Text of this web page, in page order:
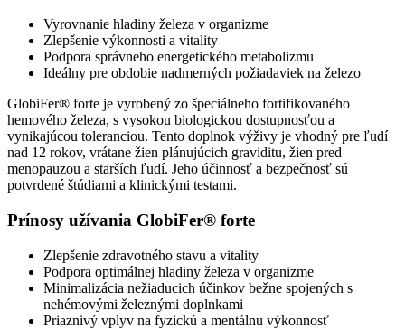
Vyrovnanie hladiny železa v organizme
Zlepšenie výkonnosti a vitality
Podpora správneho energetického metabolizmu
Ideálny pre obdobie nadmerných požiadaviek na železo
GlobiFer® forte je vyrobený zo špeciálneho fortifikovaného
hemového železa, s vysokou biologickou dostupnosťou a
vynikajúcou toleranciou. Tento doplnok výživy je vhodný pre ľudí
nad 12 rokov, vrátane žien plánujúcich graviditu, žien pred
menopauzou a starších ľudí. Jeho účinnosť a bezpečnosť sú
potvrdené štúdiami a klinickými testami.
Prínosy užívania GlobiFer® forte
Zlepšenie zdravotného stavu a vitality
Podpora optimálnej hladiny železa v organizme
Minimalizácia nežiaducich účinkov bežne spojených s
nehémovými železnými doplnkami
Priaznivý vplyv na fyzickú a mentálnu výkonnosť